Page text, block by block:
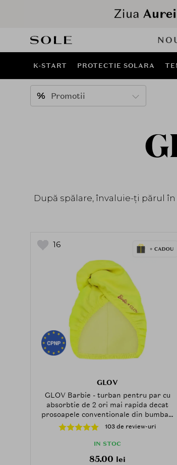
K-START PROTECTIE SOLARA
Promotii
După spălare, învaluie-ți părul în
16
GLOV
GLOV Barbie - turban pentru par cu
absorbtie de 2 ori mai rapida decat
prosoapele conventionale din bumbac,
ideal pentru calatorii, sala, machiaj si
rutina de ingrijire a pielii - Lime
103 de review-uri
IN STOC
85.00 lei